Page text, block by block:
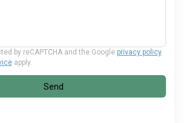
by reCAPTCHA and the Google privacy policy
apply.
Send